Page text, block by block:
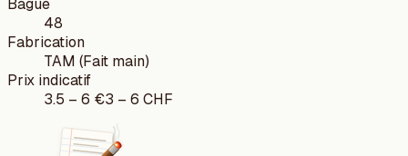
Bague
48
Fabrication
TAM (Fait main)
Prix indicatif
3.5 – 6 €3 – 6 CHF